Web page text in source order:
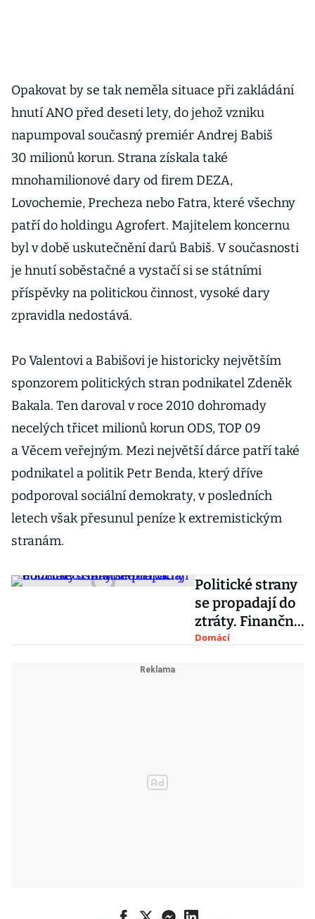
Opakovat by se tak neměla situace při zakládání
hnutí ANO před deseti lety, do jehož vzniku
napumpoval současný premiér Andrej Babiš
30 milionů korun. Strana získala také
mnohamilionové dary od firem DEZA,
Lovochemie, Precheza nebo Fatra, které všechny
patří do holdingu Agrofert. Majitelem koncernu
byl v době uskutečnění darů Babiš. V současnosti
je hnutí soběstačné a vystačí si se státními
příspěvky na politickou činnost, vysoké dary
zpravidla nedostává.
Po Valentovi a Babišovi je historicky největším
sponzorem politických stran podnikatel Zdeněk
Bakala. Ten daroval v roce 2010 dohromady
necelých třicet milionů korun ODS, TOP 09
a Věcem veřejným. Mezi největší dárce patří také
podnikatel a politik Petr Benda, který dříve
podporoval sociální demokraty, v posledních
letech však přesunul peníze k extremistickým
stranám.
Politické strany
se propadají do
ztráty. Finančně
náročný bude i
Domácí